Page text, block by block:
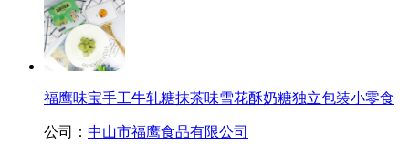
福鹰味宝手工牛轧糖抹茶味雪花酥奶糖独立包装小零食
公司： 中山市福鹰食品有限公司